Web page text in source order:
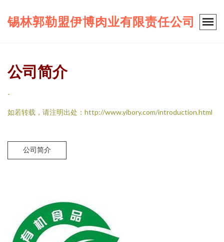
锡林郭勒盟伊博肉业有限责任公司
公司简介
-
如若转载，请注明出处：http://www.yibory.com/introduction.html
公司简介